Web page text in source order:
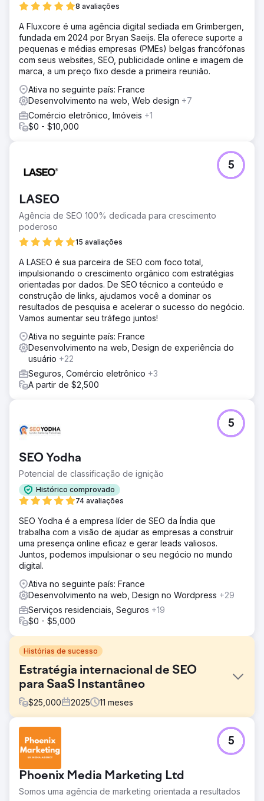
8 avaliações
A Fluxcore é uma agência digital sediada em Grimbergen,
fundada em 2024 por Bryan Saeijs. Ela oferece suporte a
pequenas e médias empresas (PMEs) belgas francófonas
com seus websites, SEO, publicidade online e imagem de
marca, a um preço fixo desde a primeira reunião.
Ativa no seguinte país: France
Desenvolvimento na web, Web design +7
Comércio eletrônico, Imóveis +1
$0 - $10,000
LASEO
Agência de SEO 100% dedicada para crescimento
poderoso
15 avaliações
5
A LASEO é sua parceira de SEO com foco total,
impulsionando o crescimento orgânico com estratégias
orientadas por dados. De SEO técnico a conteúdo e
construção de links, ajudamos você a dominar os
resultados de pesquisa e acelerar o sucesso do negócio.
Vamos aumentar seu tráfego juntos!
Ativa no seguinte país: France
Desenvolvimento na web, Design de experiência do
usuário +22
Seguros, Comércio eletrônico +3
A partir de $2,500
SEO Yodha
Potencial de classificação de ignição
Histórico comprovado
74 avaliações
5
SEO Yodha é a empresa líder de SEO da Índia que
trabalha com a visão de ajudar as empresas a construir
uma presença online eficaz e gerar leads valiosos.
Juntos, podemos impulsionar o seu negócio no mundo
digital.
Ativa no seguinte país: France
Desenvolvimento na web, Design no Wordpress +29
Serviços residenciais, Seguros +19
$0 - $5,000
Histórias de sucesso
Estratégia internacional de SEO
para SaaS Instantâneo
$25,000 2025 11 meses
O Instant, um aplicativo revolucionário de criação de
páginas do Shopify, estava enfrentando desafios com
baixa conscientização da marca e tráfego orgânico
limitado. Apesar de oferecer uma solução altamente
inovadora para usuários do Shopify, seu site teve
Phoenix Media Marketing Ltd
Somos uma agência de marketing orientada a resultados
5